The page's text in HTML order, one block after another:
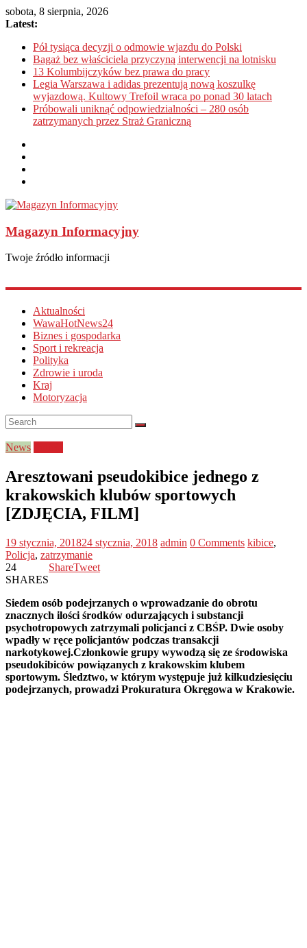
sobota, 8 sierpnia, 2026
Latest:
Pół tysiąca decyzji o odmowie wjazdu do Polski
Bagaż bez właściciela przyczyną interwencji na lotnisku
13 Kolumbijczyków bez prawa do pracy
Legia Warszawa i adidas prezentują nową koszulkę
wyjazdową. Kultowy Trefoil wraca po ponad 30 latach
Próbowali uniknąć odpowiedzialności – 280 osób
zatrzymanych przez Straż Graniczną
Magazyn Informacyjny
Twoje źródło informacji
Aktualności
WawaHotNews24
Biznes i gospodarka
Sport i rekreacja
Polityka
Zdrowie i uroda
Kraj
Motoryzacja
News
Aresztowani pseudokibice jednego z
krakowskich klubów sportowych
[ZDJĘCIA, FILM]
19 stycznia, 201824 stycznia, 2018 admin 0 Comments kibice,
Policja, zatrzymanie
24
SHARES
ShareTweet
Siedem osób podejrzanych o wprowadzanie do obrotu
znacznych ilości środków odurzających i substancji
psychotropowych zatrzymali policjanci z CBŚP. Dwie osoby
wpadły w ręce policjantów podczas transakcji
narkotykowej.Członkowie grupy wywodzą się ze środowiska
pseudokibiców powiązanych z krakowskim klubem
sportowym. Śledztwo, w którym występuje już kilkudziesięciu
podejrzanych, prowadzi Prokuratura Okręgowa w Krakowie.